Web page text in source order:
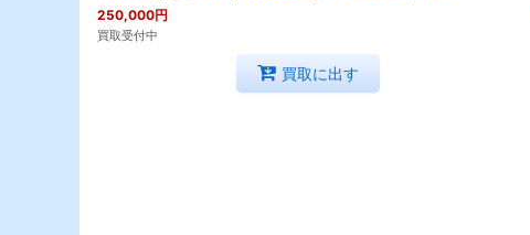
250,000円
買取受付中
買取に出す